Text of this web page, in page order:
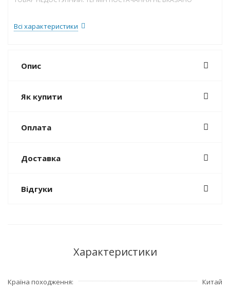
Всі характеристики
Опис
Як купити
Оплата
Доставка
Відгуки
Характеристики
Країна походження
Китай